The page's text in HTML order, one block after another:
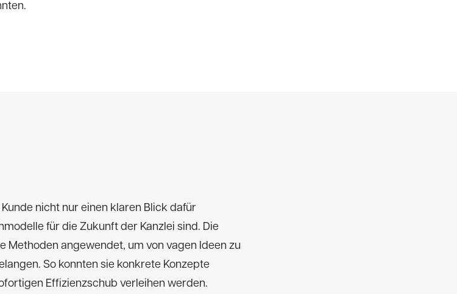
nicht nur einen klaren Blick dafür
für die Zukunft der Kanzlei sind. Die
Methoden angewendet, um von vagen Ideen zu
So konnten sie konkrete Konzepte
Effizienzschub verleihen werden.